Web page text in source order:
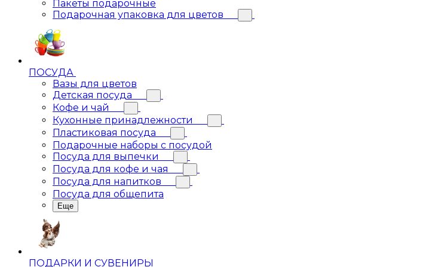
Пакеты подарочные
Подарочная упаковка для цветов
ПОСУДА
Вазы для цветов
Детская посуда
Кофе и чай
Кухонные принадлежности
Пластиковая посуда
Подарочные наборы с посудой
Посуда для выпечки
Посуда для кофе и чая
Посуда для напитков
Посуда для общепита
Еще
ПОДАРКИ И СУВЕНИРЫ